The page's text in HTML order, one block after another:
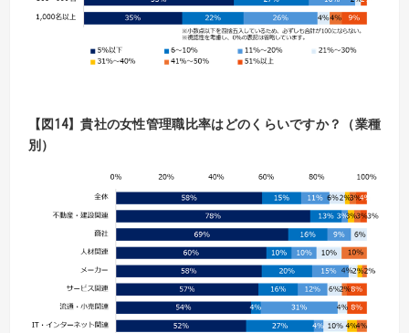
【 図14】貴社の女性管理職比率はどのくらいですか？（業種
別）